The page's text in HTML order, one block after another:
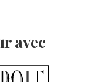
avec